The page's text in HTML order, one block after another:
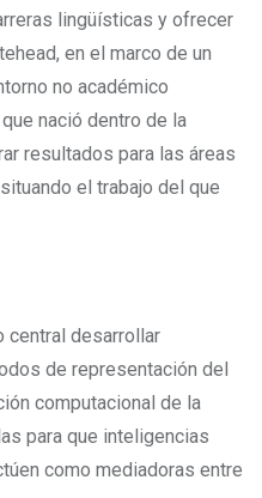
lingüísticas y ofrecer
en el marco de un
no académico
nació dentro de la
resultados para las áreas
el trabajo del que
central desarrollar
de representación del
computacional de la
para que inteligencias
como mediadoras entre